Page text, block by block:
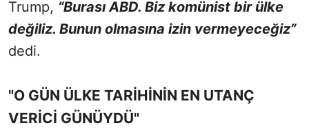
Trump, “Burası ABD. Biz komünist bir ülke
değiliz. Bunun olmasına izin vermeyeceğiz”
dedi.
"O GÜN ÜLKE TARİHİNİN EN UTANÇ
VERİCİ GÜNÜYDÜ"